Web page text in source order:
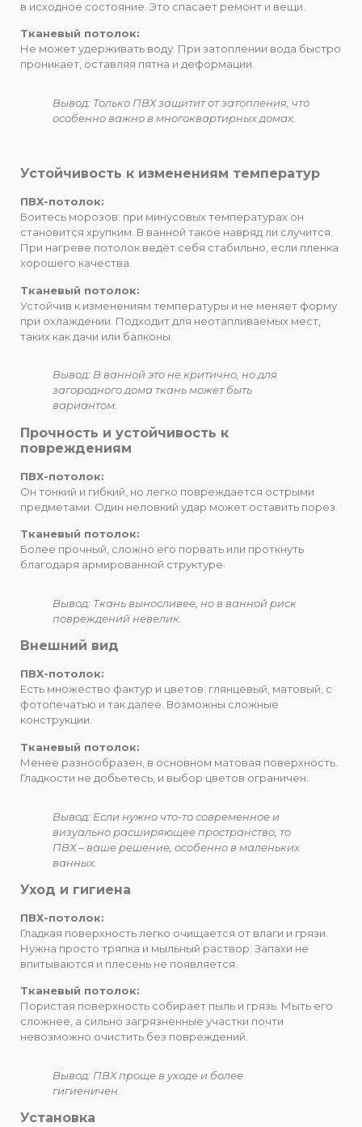
в исходное состояние. Это спасает ремонт и вещи.
Тканевый потолок:
Не может удерживать воду. При затоплении вода быстро
проникает, оставляя пятна и деформации.
Вывод: Только ПВХ защитит от затопления, что
особенно важно в многоквартирных домах.
Устойчивость к изменениям температур
ПВХ-потолок:
Боитесь морозов: при минусовых температурах он
становится хрупким. В ванной такое навряд ли случится.
При нагреве потолок ведёт себя стабильно, если пленка
хорошего качества.
Тканевый потолок:
Устойчив к изменениям температуры и не меняет форму
при охлаждении. Подходит для неотапливаемых мест,
таких как дачи или балконы.
Вывод: В ванной это не критично, но для
загородного дома ткань может быть
вариантом.
Прочность и устойчивость к
повреждениям
ПВХ-потолок:
Он тонкий и гибкий, но легко повреждается острыми
предметами. Один неловкий удар может оставить порез.
Тканевый потолок:
Более прочный, сложно его порвать или проткнуть
благодаря армированной структуре.
Вывод: Ткань выносливее, но в ванной риск
повреждений невелик.
Внешний вид
ПВХ-потолок:
Есть множество фактур и цветов: глянцевый, матовый, с
фотопечатью и так далее. Возможны сложные
конструкции.
Тканевый потолок:
Менее разнообразен, в основном матовая поверхность.
Гладкости не добьетесь, и выбор цветов ограничен.
Вывод: Если нужно что-то современное и
визуально расширяющее пространство, то
ПВХ – ваше решение, особенно в маленьких
ванных.
Уход и гигиена
ПВХ-потолок:
Гладкая поверхность легко очищается от влаги и грязи.
Нужна просто тряпка и мыльный раствор. Запахи не
впитываются и плесень не появляется.
Тканевый потолок:
Пористая поверхность собирает пыль и грязь. Мыть его
сложнее, а сильно загрязненные участки почти
невозможно очистить без повреждений.
Вывод: ПВХ проще в уходе и более
гигиеничен.
Установка